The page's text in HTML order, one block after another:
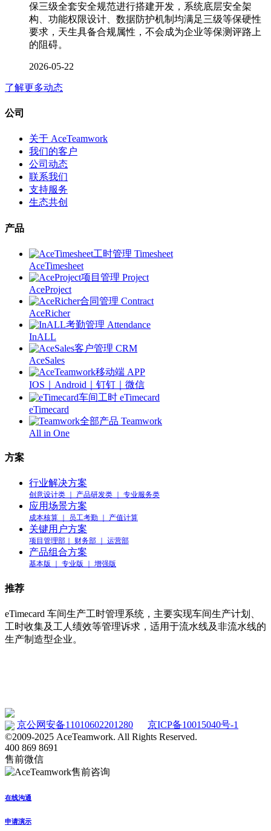
保三级全套安全规范进行搭建开发，系统底层安全架
构、功能权限设计、数据防护机制均满足三级等保硬性
要求，天生具备合规属性，不会成为企业等保测评路上
的阻碍。
2026-05-22
了解更多动态
公司
关于 AceTeamwork
我们的客户
公司动态
联系我们
支持服务
生态共创
产品
工时管理 Timesheet
AceTimesheet
项目管理 Project
AceProject
合同管理 Contract
AceRicher
考勤管理 Attendance
InALL
客户管理 CRM
AceSales
移动端 APP
IOS｜Android｜钉钉｜微信
车间工时 eTimecard
eTimecard
全部产品 Teamwork
All in One
方案
行业解决方案
创意设计类 ｜ 产品研发类 ｜ 专业服务类
应用场景方案
成本核算 ｜ 员工考勤 ｜ 产值计算
关键用户方案
项目管理部｜ 财务部 ｜ 运营部
产品组合方案
基本版 ｜ 专业版 ｜ 增强版
推荐
eTimecard 车间生产工时管理系统，主要实现车间生产计划、
工时收集及工人绩效等管理诉求，适用于流水线及非流水线的
生产制造型企业。
京公网安备11010602201280
京ICP备10015040号-1
©2009-2025 AceTeamwork. All Rights Reserved.
400 869 8691
售前微信
在线沟通
申请演示